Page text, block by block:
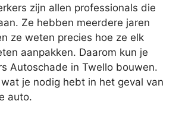
zijn allen professionals die
Ze hebben meerdere jaren
ze weten precies hoe ze elk
aanpakken. Daarom kun je
Autoschade in Twello bouwen.
je nodig hebt in het geval van
auto.